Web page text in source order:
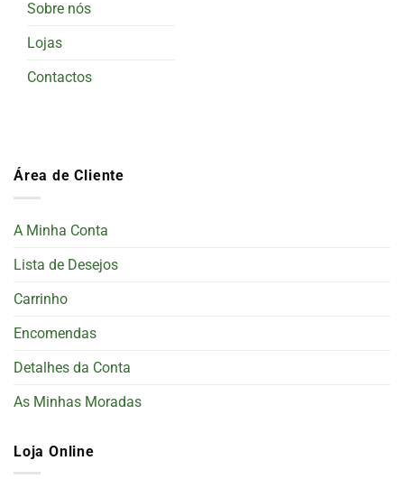
Sobre nós
Lojas
Contactos
Área de Cliente
A Minha Conta
Lista de Desejos
Carrinho
Encomendas
Detalhes da Conta
As Minhas Moradas
Loja Online